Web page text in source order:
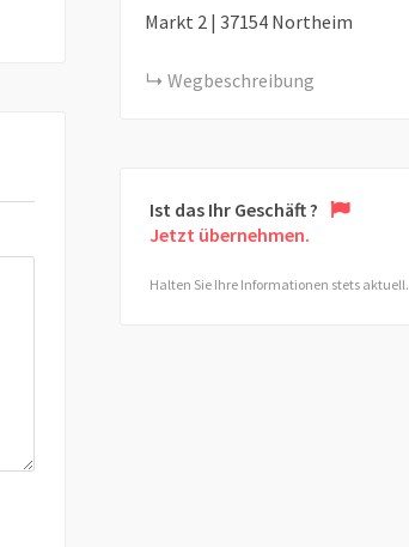
Markt 2| 37154 Northeim
Wegbeschreibung
Ist das Ihr Geschäft ?
Jetzt übernehmen.
Halten Sie Ihre Informationen stets aktuell.